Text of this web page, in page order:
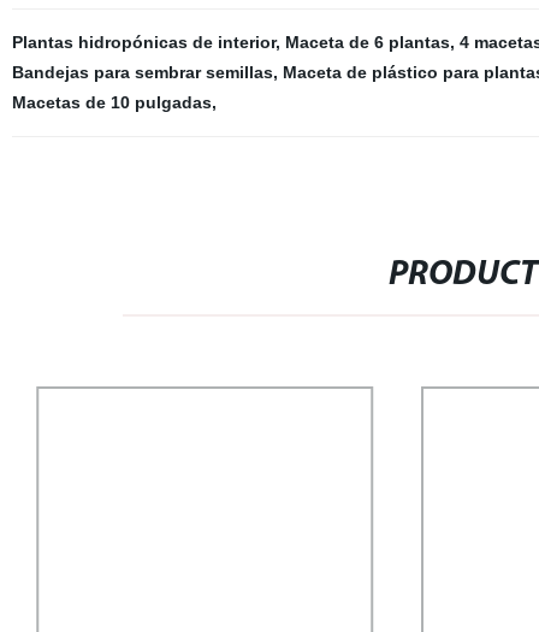
Plantas hidropónicas de interior, Maceta de 6 plantas, 4
Bandejas para sembrar semillas, Maceta de plástico para
Macetas de 10 pulgadas,